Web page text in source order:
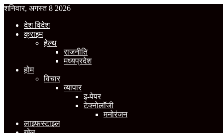
शनिवार, अगस्त 8 2026
देश विदेश
क्राइम
हेल्थ
राजनीति
मध्यप्रदेश
होम
विचार
व्यापार
इ-पेपर
टेक्नोलॉजी
मनोरंजन
लाइफस्टाइल